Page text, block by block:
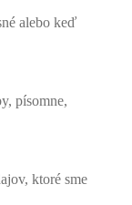
alebo keď
písomne,
ktoré sme